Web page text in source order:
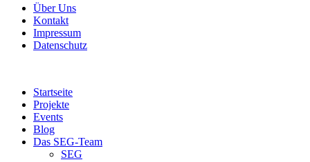
Über Uns
Kontakt
Impressum
Datenschutz
Startseite
Projekte
Events
Blog
Das SEG-Team
SEG